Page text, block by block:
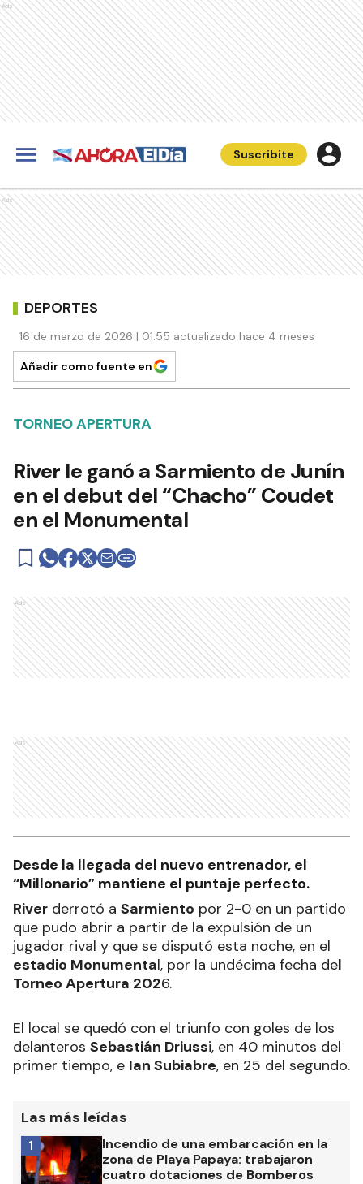
Ads
Suscribite
Ads
DEPORTES
16 de marzo de 2026 | 01:55 actualizado hace 4 meses
Añadir como fuente en
TORNEO APERTURA
River le ganó a Sarmiento de Junín
en el debut del “Chacho” Coudet
en el Monumental
Ads
Ads
Desde la llegada del nuevo entrenador, el
“Millonario” mantiene el puntaje perfecto.
River derrotó a Sarmiento por 2-0 en un partido
que pudo abrir a partir de la expulsión de un
jugador rival y que se disputó esta noche, en el
estadio Monumental, por la undécima fecha del
Torneo Apertura 2026.
El local se quedó con el triunfo con goles de los
delanteros Sebastián Driussi, en 40 minutos del
primer tiempo, e Ian Subiabre, en 25 del segundo.
Las más leídas
Incendio de una embarcación en la
zona de Playa Papaya: trabajaron
cuatro dotaciones de Bomberos
1